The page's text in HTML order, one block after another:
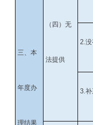
三、本
年度办
理结果
（四）无
法提供
2.
3.